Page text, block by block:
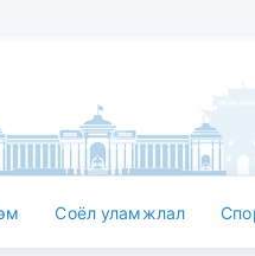
Соёл уламжлал